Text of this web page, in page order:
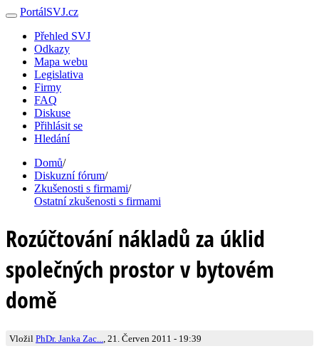
PortálSVJ.cz
Přehled SVJ
Odkazy
Mapa webu
Legislativa
Firmy
FAQ
Diskuse
Přihlásit se
Hledání
Domů/
Diskuzní fórum/
Zkušenosti s firmami/
Ostatní zkušenosti s firmami
Rozúčtování nákladů za úklid
společných prostor v bytovém
domě
Vložil PhDr. Janka Zac... , 21. Červen 2011 - 19:39